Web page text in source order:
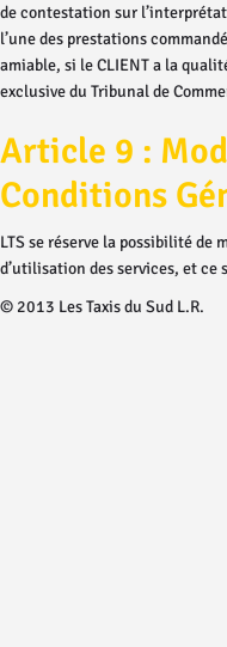
de contestation sur
l’une des prestations
amiable, si le CLIENT a la
exclusive du Tribunal de
Article 9 :
Conditions
LTS se réserve la possibilité de
d’utilisation des services, et ce
© 2013 Les Taxis du Sud L.R.